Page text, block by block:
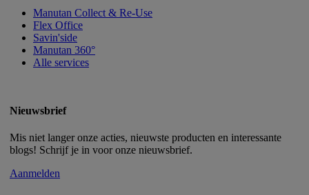
Manutan Collect & Re-Use
Flex Office
Savin'side
Manutan 360°
Alle services
Nieuwsbrief
Mis niet langer onze acties, nieuwste producten en interessante
blogs! Schrijf je in voor onze nieuwsbrief.
Aanmelden